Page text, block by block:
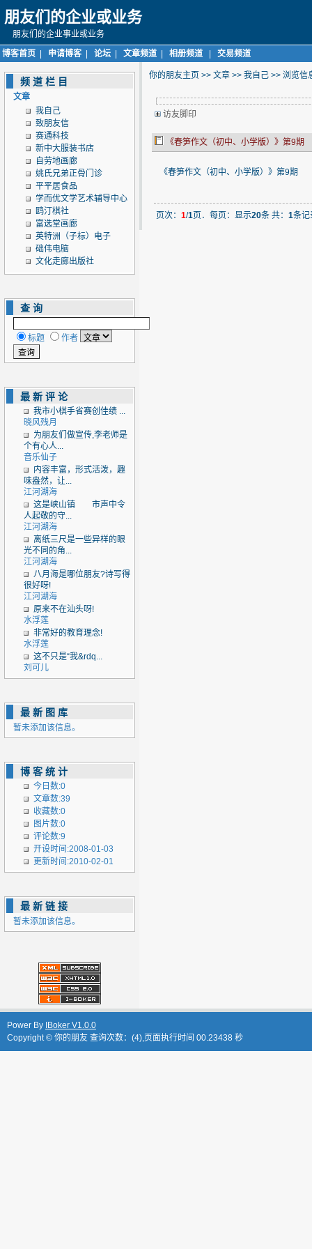
朋友们的企业或业务
朋友们的企业事业或业务
博客首页
申请博客 论坛 文章频道 相册频道 交易频道
频道栏目
文章
我自己
致朋友信
赛通科技
新中大服装书店
自劳地画廊
姚氏兄弟正骨门诊
平平居食品
学而优文学艺术辅导中心
鸥汀棋社
富选堂画廊
英特洲（子标）电子
础伟电脑
文化走廊出版社
查询
标题 作者
最新评论
我市小棋手省赛创佳绩 ...
晓风残月
为朋友们做宣传,李老师是
个有心人...
音乐仙子
内容丰富，形式活泼，趣
味盎然，让...
江河湖海
这是峡山镇 市声中令
人起敬的守...
江河湖海
离纸三尺是一些异样的眼
光不同的角...
江河湖海
八月海是哪位朋友?诗写得
很好呀!
江河湖海
原来不在汕头呀!
水浮莲
非常好的教育理念!
水浮莲
这不只是“我&rdq...
刘可儿
最新图库
暂未添加该信息。
博客统计
今日数:0
文章数:39
收藏数:0
图片数:0
评论数:9
开设时间:2008-01-03
更新时间:2010-02-01
最新链接
暂未添加该信息。
你的朋友主页 >> 文章 >> 我自己 >> 浏览信
访友脚印
《春笋作文（初中、小学版）》第9期
《春笋作文（初中、小学版）》第9期
页次： 1/1页．每页：显示20条 共： 1条记
Power By IBoker V1.0.0
Copyright © 你的朋友 查询次数：(4),页面执行时间 00.23438 秒